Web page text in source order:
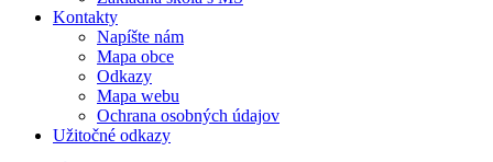
Kontakty
Napíšte nám
Mapa obce
Odkazy
Mapa webu
Ochrana osobných údajov
Užitočné odkazy